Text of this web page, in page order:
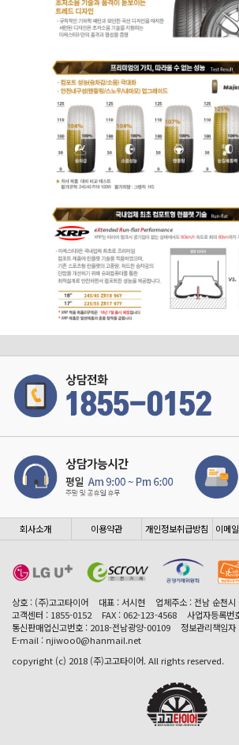
회사소개 이용약관 개인정보취급방침 이메
상호 : (주)고고타이어 대표 : 서시현
업체주소 : 전남 순천시
고객센터 : 1855-0152
FAX : 062-123-4568
사업자등록
통신판매업신고번호 : 2018-전남광양-00109
정보관리책임자
E-mail : njiwoo0@hanmail.net
copyright (c) 2018 (주)고고타이어. All rights reserved.